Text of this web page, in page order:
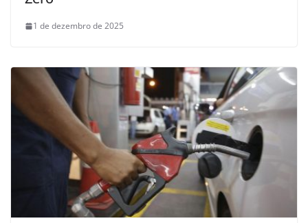
1 de dezembro de 2025